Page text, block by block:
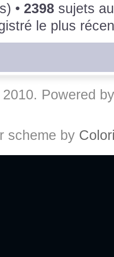
m'aide à trouver un
arrêt cardiaque mais
me fais un petit après
• 2398 sujets
le plus
Powered
scheme by